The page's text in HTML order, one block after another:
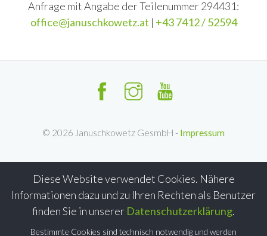
Diese Website verwendet Cookies. Nähere
Informationen dazu und zu Ihren Rechten als Benutzer
finden Sie in unserer Datenschutzerklärung.
Bestimmte Cookies sind technisch notwendig und werden
Anfrage mit Angabe der Teilenummer 294431:
office@januschkowetz.at | +43 7412 / 52594
© 2026 Januschkowetz GesmbH - Impressum